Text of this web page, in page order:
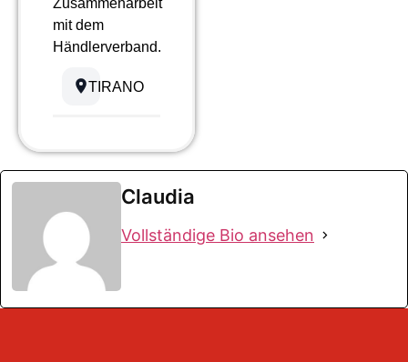
mit dem
Händlerverband.
TIRANO
Claudia
Vollständige Bio ansehen